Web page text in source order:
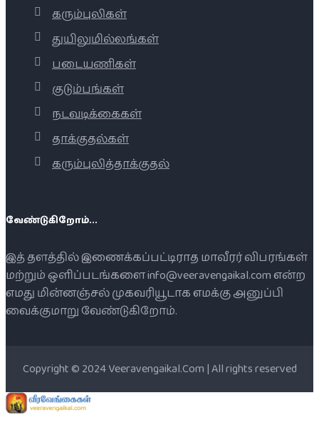
கரும்புலிகள்
துயிலுமில்லங்கள்
படையணிகள்
குடும்பங்கள்
நடவடிக்கைகள்
தாக்குதல்கள்
கரும்புலித்தாக்குதல்
வேண்டுகிறோம்...
இத் தளத்தில் இணைக்கப்பட்டிராத மாவீரர் விபரங்கள்
மற்றும் ஒளிப்படங்களை info@veeravengaikal.com என்ற
எமது மின்னஞ்சல் முகவரியூடாக எமக்கு அனுப்பி
வைக்குமாறு வேண்டுகிறோம்.
Copyright © 2024 Veeravengaikal.Com | All rights reserved